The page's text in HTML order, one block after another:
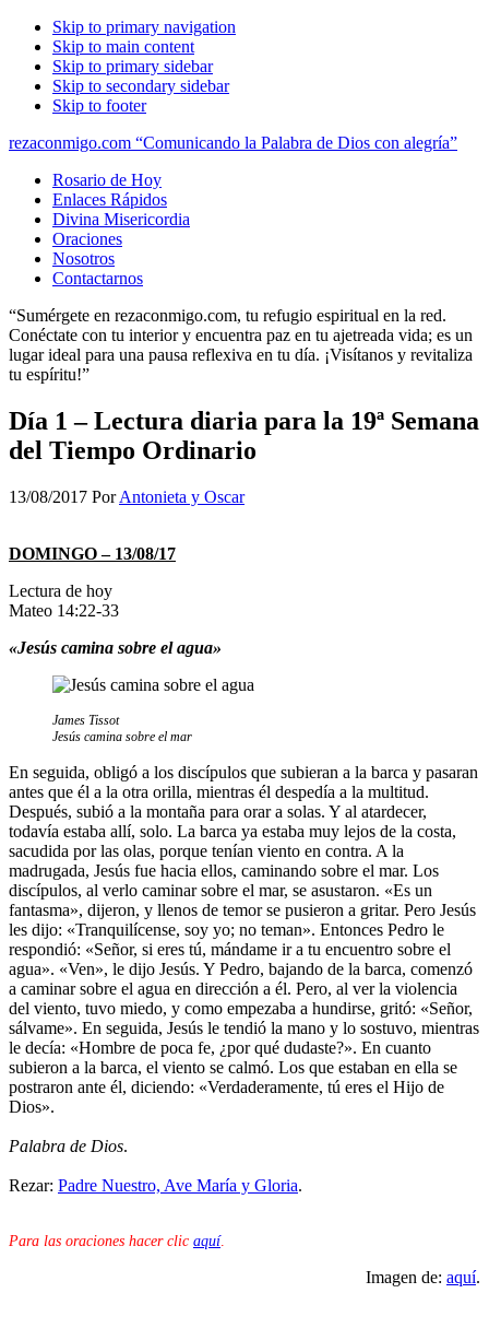
Skip to primary navigation
Skip to main content
Skip to primary sidebar
Skip to secondary sidebar
Skip to footer
rezaconmigo.com “Comunicando la Palabra de Dios con alegría”
Rosario de Hoy
Enlaces Rápidos
Divina Misericordia
Oraciones
Nosotros
Contactarnos
“Sumérgete en rezaconmigo.com, tu refugio espiritual en la red.
Conéctate con tu interior y encuentra paz en tu ajetreada vida; es un
lugar ideal para una pausa reflexiva en tu día. ¡Visítanos y revitaliza
tu espíritu!”
Día 1 – Lectura diaria para la 19ª Semana
del Tiempo Ordinario
13/08/2017 PorAntonieta y Oscar
DOMINGO – 13/08/17
Lectura de hoy
Mateo 14:22-33
«Jesús camina sobre el agua»
James Tissot
Jesús camina sobre el mar
En seguida, obligó a los discípulos que subieran a la barca y pasaran
antes que él a la otra orilla, mientras él despedía a la multitud.
Después, subió a la montaña para orar a solas. Y al atardecer,
todavía estaba allí, solo. La barca ya estaba muy lejos de la costa,
sacudida por las olas, porque tenían viento en contra. A la
madrugada, Jesús fue hacia ellos, caminando sobre el mar. Los
discípulos, al verlo caminar sobre el mar, se asustaron. «Es un
fantasma», dijeron, y llenos de temor se pusieron a gritar. Pero Jesús
les dijo: «Tranquilícense, soy yo; no teman». Entonces Pedro le
respondió: «Señor, si eres tú, mándame ir a tu encuentro sobre el
agua». «Ven», le dijo Jesús. Y Pedro, bajando de la barca, comenzó
a caminar sobre el agua en dirección a él. Pero, al ver la violencia
del viento, tuvo miedo, y como empezaba a hundirse, gritó: «Señor,
sálvame». En seguida, Jesús le tendió la mano y lo sostuvo, mientras
le decía: «Hombre de poca fe, ¿por qué dudaste?». En cuanto
subieron a la barca, el viento se calmó. Los que estaban en ella se
postraron ante él, diciendo: «Verdaderamente, tú eres el Hijo de
Dios».
Palabra de Dios.
Rezar: Padre Nuestro, Ave María y Gloria.
Para las oraciones hacer clic aquí.
Imagen de: aquí.